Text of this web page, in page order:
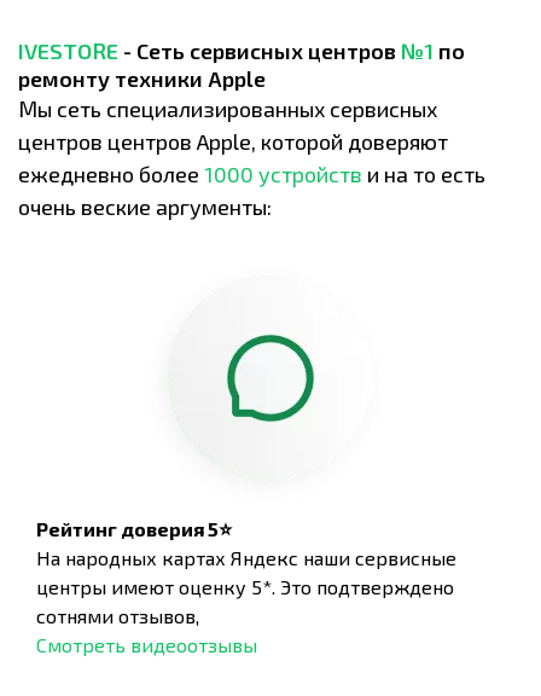
IVESTORE - Сеть сервисных центров №1 по
ремонту техники Apple
Мы сеть специализированных сервисных
центров центров Apple, которой доверяют
ежедневно более 1000 устройств и на то есть
очень веские аргументы:
Рейтинг доверия 5⭐
На народных картах Яндекс наши сервисные
центры имеют оценку 5*. Это подтверждено
сотнями отзывов,
Смотреть видеоотзывы